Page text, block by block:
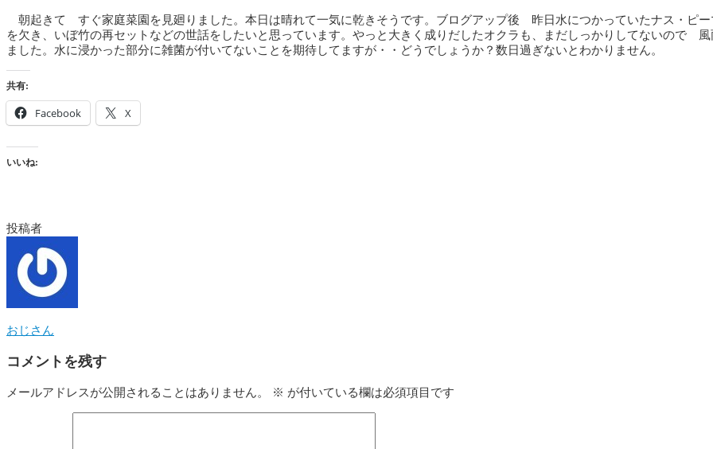
朝起きて すぐ家庭菜園を見廻りました。本日は晴れて一気に乾きそうです。ブログアップ後 昨日水につかっていたナス・ピー
を欠き、いぼ竹の再セットなどの世話をしたいと思っています。やっと大きく成りだしたオクラも、まだしっかりしてないので
ました。水に浸かった部分に雑菌が付いてないことを期待してますが・・どうでしょうか？数日過ぎないとわかりません。
共有:
Facebook X
いいね:
投稿者
おじさん
コメントを残す
メールアドレスが公開されることはありません。 ※ が付いている欄は必須項目です